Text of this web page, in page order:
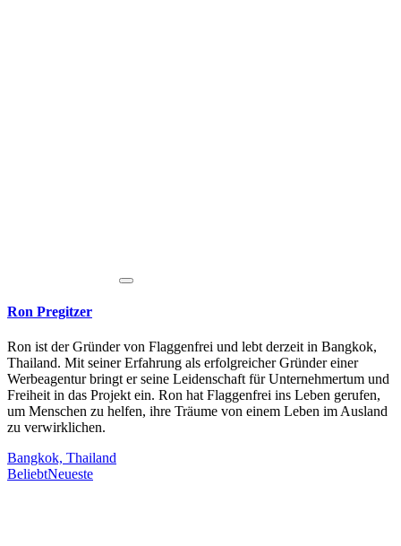
Ron Pregitzer
Ron ist der Gründer von Flaggenfrei und lebt derzeit in Bangkok,
Thailand. Mit seiner Erfahrung als erfolgreicher Gründer einer
Werbeagentur bringt er seine Leidenschaft für Unternehmertum und
Freiheit in das Projekt ein. Ron hat Flaggenfrei ins Leben gerufen,
um Menschen zu helfen, ihre Träume von einem Leben im Ausland
zu verwirklichen.
Bangkok, Thailand
BeliebtNeueste